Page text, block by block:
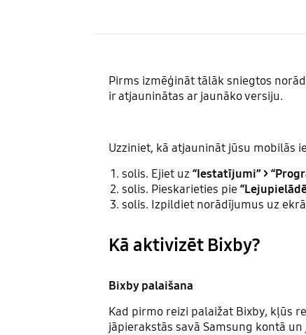
Pirms izmēģināt tālāk sniegtos
ir atjauninātas ar jaunāko versiju.
Uzziniet, kā atjaunināt jūsu mobilās
solis. Ejiet uz “Iestatījumi” >
solis. Pieskarieties pie
solis. Izpildiet norādījumus uz
Kā aktivizēt Bixby?
Bixby palaišana
Kad pirmo reizi palaižat Bixby, kļūs
jāpierakstās savā Samsung kontā